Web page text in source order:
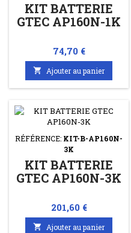
KIT BATTERIE
GTEC AP160N-1K
Prix
74,70 €
 Ajouter au panier
RÉFÉRENCE: KIT-B-AP160N-
3K
KIT BATTERIE
GTEC AP160N-3K
Prix
201,60 €
 Ajouter au panier